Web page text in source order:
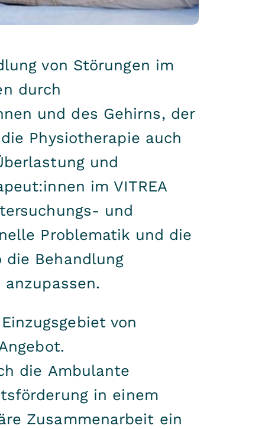
von Störungen im
durch
und des Gehirns, der
Physiotherapie auch
und
im VITREA
und
Problematik und die
Behandlung
von
die Ambulante
in einem
Zusammenarbeit ein